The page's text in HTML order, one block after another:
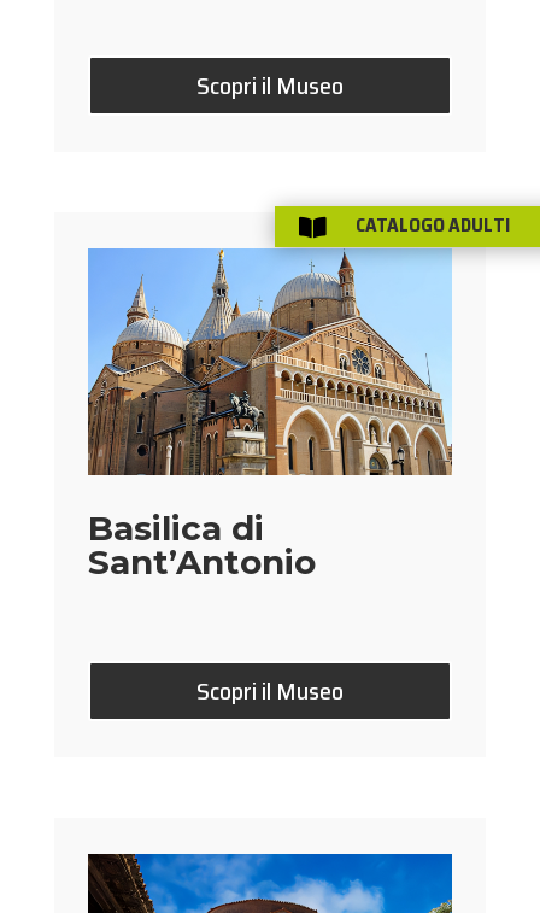
Scopri il Museo
Basilica di
Sant’Antonio
Scopri il Museo
 CATALOGO ADULTI